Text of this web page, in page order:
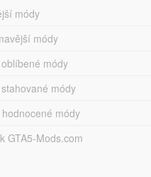
módy
módy
módy
módy
módy
GTA5-Mods.com